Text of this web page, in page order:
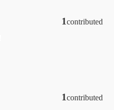
1contributed
1contributed